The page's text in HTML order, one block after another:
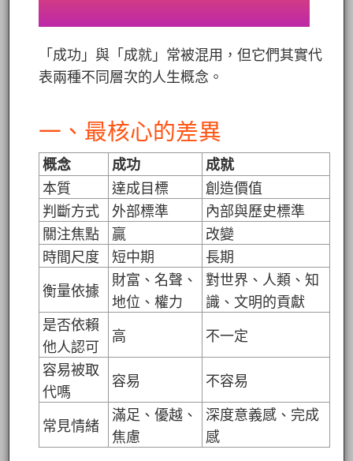
「成功」與「成就」常被混用，但它們其實代
表兩種不同層次的人生概念。
一、最核心的差異
概念 成功
成就
本質
達成目標
創造價值
判斷方式
外部標準
內部與歷史標準
關注焦點
贏
改變
時間尺度
短中期
長期
衡量依據
財富、名聲、
地位、權力
對世界、人類、知
識、文明的貢獻
是否依賴
他人認可
高
不一定
容易被取
代嗎
容易 不容易
常見情緒
滿足、優越、
焦慮
深度意義感、完成
感